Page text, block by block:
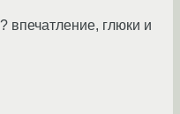
впечатление, глюки и